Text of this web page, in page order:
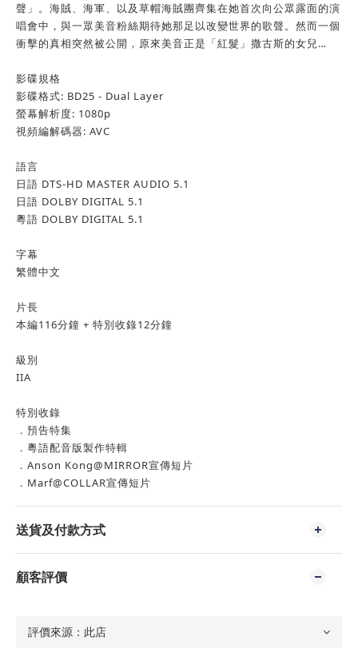
聲」。海賊、海軍、以及草帽海賊團齊集在她首次向公眾露面的演
唱會中，與一眾美音粉絲期待她那足以改變世界的歌聲。然而一個
衝擊的真相突然被公開，原來美音正是「紅髮」撒古斯的女兒…
影碟規格
影碟格式: BD25 - Dual Layer
螢幕解析度: 1080p
視頻編解碼器: AVC
語言
日語 DTS-HD MASTER AUDIO 5.1
日語 DOLBY DIGITAL 5.1
粵語 DOLBY DIGITAL 5.1
字幕
繁體中文
片長
本編116分鐘 + 特別收錄12分鐘
級別
IIA
特別收錄
．預告特集
．粵語配音版製作特輯
．Anson Kong@MIRROR宣傳短片
．Marf@COLLAR宣傳短片
送貨及付款方式
顧客評價